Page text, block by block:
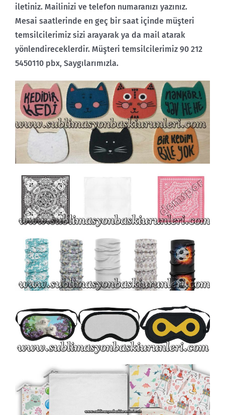
iletiniz. Mailinizi ve telefon numaranızı yazınız.
Mesai saatlerinde en geç bir saat içinde müşteri
temsilcilerimiz sizi arayarak ya da mail atarak
yönlendireceklerdir. Müşteri temsilcilerimiz 90 212
5450110 pbx, Saygılarımızla.